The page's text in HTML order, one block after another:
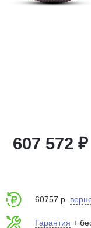
607 572 ₽
60757 р.
Гарантия +